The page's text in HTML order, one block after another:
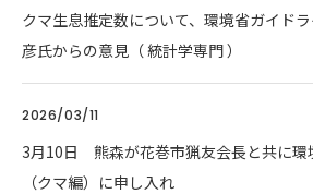
クマ生息推定数について、環境省ガイド
彦氏からの意見（ 統計学専門 ）
2026/03/11
3月10日 熊森が花巻市猟友会長と共に環
（クマ編）に申し入れ